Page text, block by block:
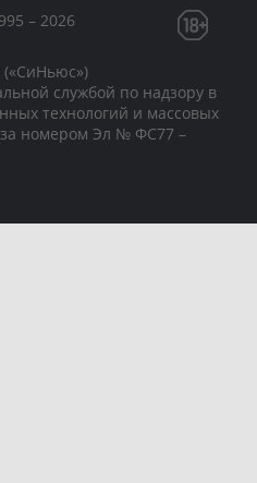
– 2026
(«СиНьюс»)
службой по надзору в
технологий и массовых
номером Эл № ФС77 –